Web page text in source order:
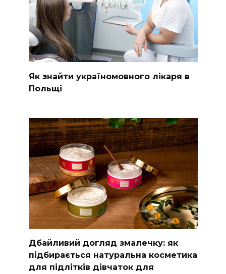
Як знайти україномовного лікаря в
Польщі
Дбайливий догляд змалечку: як
підбирається натуральна косметика
для підлітків дівчаток для